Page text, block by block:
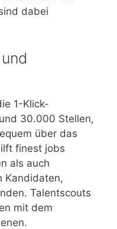
dabei
1-Klick-
30.000 Stellen,
über das
finest jobs
als auch
Kandidaten,
Talentscouts
mit dem